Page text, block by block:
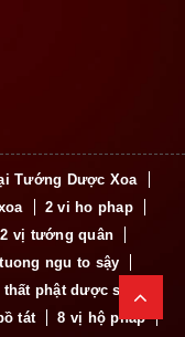
Tướng Dược Xoa
2 vi ho phap
2 vị tướng quân
ngu to sậy
phật dược sư
tát 8 vị hộ pháp